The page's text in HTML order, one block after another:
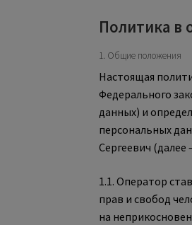
Политика в
1. Общие положения
Настоящая
Федерального
данных) и
персональных
Сергеевич
1.1. Оператор
прав и свобод
на